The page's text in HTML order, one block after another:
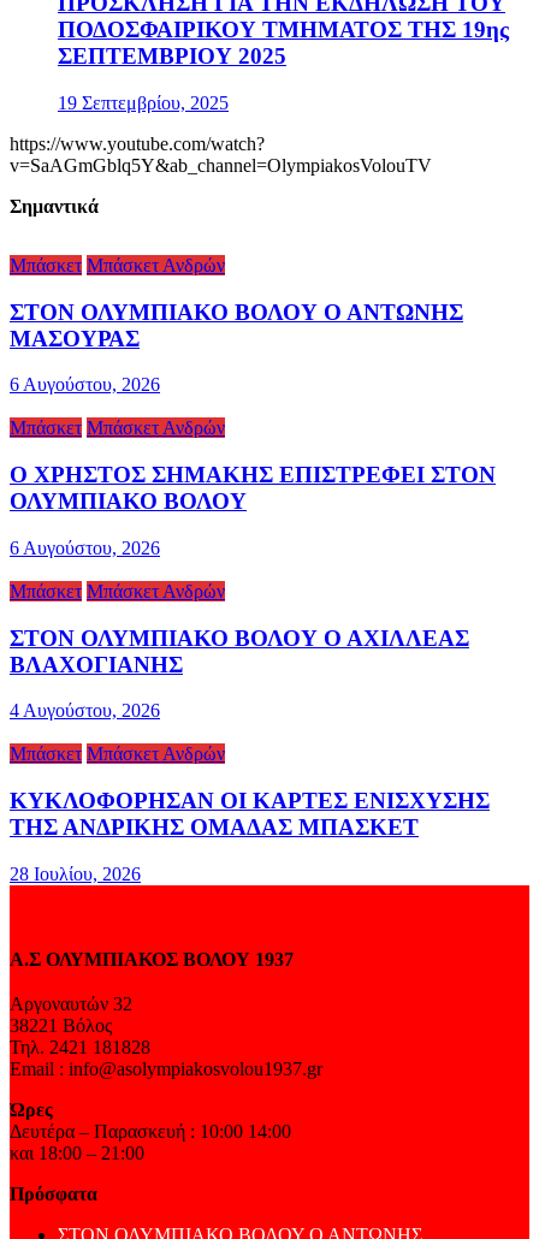
ΠΟΔΟΣΦΑΙΡΙΚΟΥ ΤΜΗΜΑΤΟΣ ΤΗΣ 19ης
ΣΕΠΤΕΜΒΡΙΟΥ 2025
19 Σεπτεμβρίου, 2025
https://www.youtube.com/watch?
v=SaAGmGblq5Y&ab_channel=OlympiakosVolouTV
Σημαντικά
Μπάσκετ Μπάσκετ Ανδρών
ΣΤΟΝ ΟΛΥΜΠΙΑΚΟ ΒΟΛΟΥ Ο ΑΝΤΩΝΗΣ
ΜΑΣΟΥΡΑΣ
6 Αυγούστου, 2026
Μπάσκετ Μπάσκετ Ανδρών
Ο ΧΡΗΣΤΟΣ ΣΗΜΑΚΗΣ ΕΠΙΣΤΡΕΦΕΙ ΣΤΟΝ
ΟΛΥΜΠΙΑΚΟ ΒΟΛΟΥ
6 Αυγούστου, 2026
Μπάσκετ Μπάσκετ Ανδρών
ΣΤΟΝ ΟΛΥΜΠΙΑΚΟ ΒΟΛΟΥ Ο ΑΧΙΛΛΕΑΣ
ΒΛΑΧΟΓΙΑΝΗΣ
4 Αυγούστου, 2026
Μπάσκετ Μπάσκετ Ανδρών
ΚΥΚΛΟΦΟΡΗΣΑΝ ΟΙ ΚΑΡΤΕΣ ΕΝΙΣΧΥΣΗΣ
ΤΗΣ ΑΝΔΡΙΚΗΣ ΟΜΑΔΑΣ ΜΠΑΣΚΕΤ
28 Ιουλίου, 2026
Α.Σ ΟΛΥΜΠΙΑΚΟΣ ΒΟΛΟΥ 1937
Αργοναυτών 32
38221 Βόλος
Τηλ. 2421 181828
Email : info@asolympiakosvolou1937.gr
Ώρες
Δευτέρα – Παρασκευή : 10:00 14:00
και 18:00 – 21:00
Πρόσφατα
ΣΤΟΝ ΟΛΥΜΠΙΑΚΟ ΒΟΛΟΥ Ο ΑΝΤΩΝΗΣ